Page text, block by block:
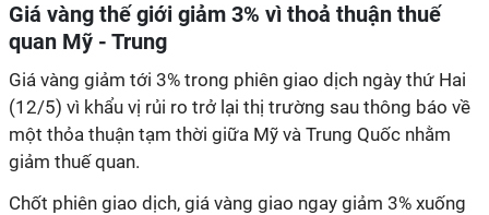
Giá vàng thế giới giảm 3% vì thoả thuận thuế
quan Mỹ - Trung
Giá vàng giảm tới 3% trong phiên giao dịch ngày thứ Hai
(12/5) vì khẩu vị rủi ro trở lại thị trường sau thông báo về
một thỏa thuận tạm thời giữa Mỹ và Trung Quốc nhằm
giảm thuế quan.
Chốt phiên giao dịch, giá vàng giao ngay giảm 3% xuống